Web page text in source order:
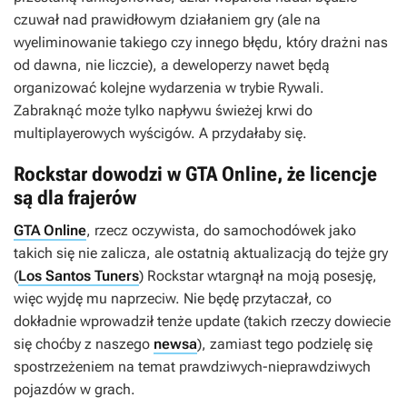
czuwał nad prawidłowym działaniem gry (ale na
wyeliminowanie takiego czy innego błędu, który drażni nas
od dawna, nie liczcie), a deweloperzy nawet będą
organizować kolejne wydarzenia w trybie Rywali.
Zabraknąć może tylko napływu świeżej krwi do
multiplayerowych wyścigów. A przydałaby się.
Rockstar dowodzi w GTA Online, że licencje
są dla frajerów
GTA Online, rzecz oczywista, do samochodówek jako
takich się nie zalicza, ale ostatnią aktualizacją do tejże gry
(Los Santos Tuners) Rockstar wtargnął na moją posesję,
więc wyjdę mu naprzeciw. Nie będę przytaczał, co
dokładnie wprowadził tenże update (takich rzeczy dowiecie
się choćby z naszego newsa), zamiast tego podzielę się
spostrzeżeniem na temat prawdziwych-nieprawdziwych
pojazdów w grach.